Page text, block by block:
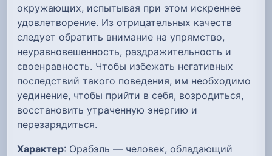
окружающих, испытывая при этом искреннее
удовлетворение. Из отрицательных качеств
следует обратить внимание на упрямство,
неуравновешенность, раздражительность и
своенравность. Чтобы избежать негативных
последствий такого поведения, им необходимо
уединение, чтобы прийти в себя, возродиться,
восстановить утраченную энергию и
перезарядиться.
Характер: Орабэль — человек, обладающий